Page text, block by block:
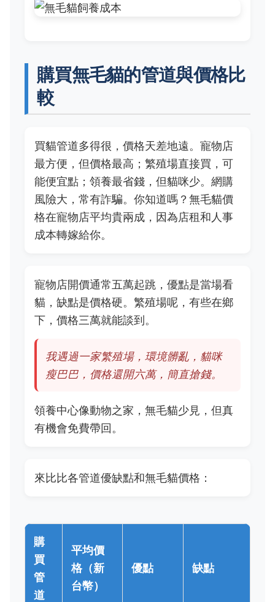
購買無毛貓的管道與價格比
較
買貓管道多得很，價格天差地遠。寵物店
最方便，但價格最高；繁殖場直接買，可
能便宜點；領養最省錢，但貓咪少。網購
風險大，常有詐騙。你知道嗎？無毛貓價
格在寵物店平均貴兩成，因為店租和人事
成本轉嫁給你。
寵物店開價通常五萬起跳，優點是當場看
貓，缺點是價格硬。繁殖場呢，有些在鄉
下，價格三萬就能談到。
我遇過一家繁殖場，環境髒亂，貓咪
瘦巴巴，價格還開六萬，簡直搶錢。
領養中心像動物之家，無毛貓少見，但真
有機會免費帶回。
來比比各管道優缺點和無毛貓價格：
購
買
管
道
平均價
格（新
台幣）
優點 缺點